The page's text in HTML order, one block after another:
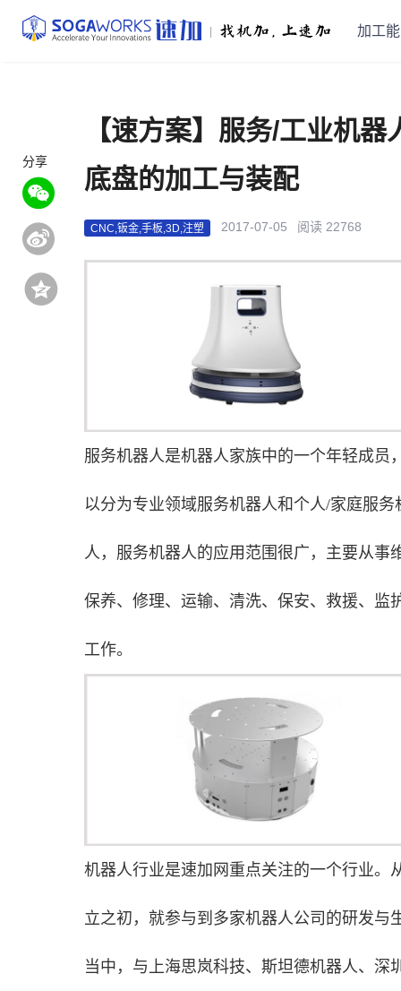
加工
分享
【速方案】服务/工业机器
底盘的加工与装配
CNC,钣金,手板,3D,注塑 2017-07-05 阅读 22768
服务机器人是机器人家族中的一个年轻成员
以分为专业领域服务机器人和个人/家庭服务
人，服务机器人的应用范围很广，主要从事
保养、修理、运输、清洗、保安、救援、监
工作。
机器人行业是速加网 重点关注的一个行业。
立之初，就参与到多家机器人公司的研发与
当中，与上海思岚科技、斯坦德机器人、深